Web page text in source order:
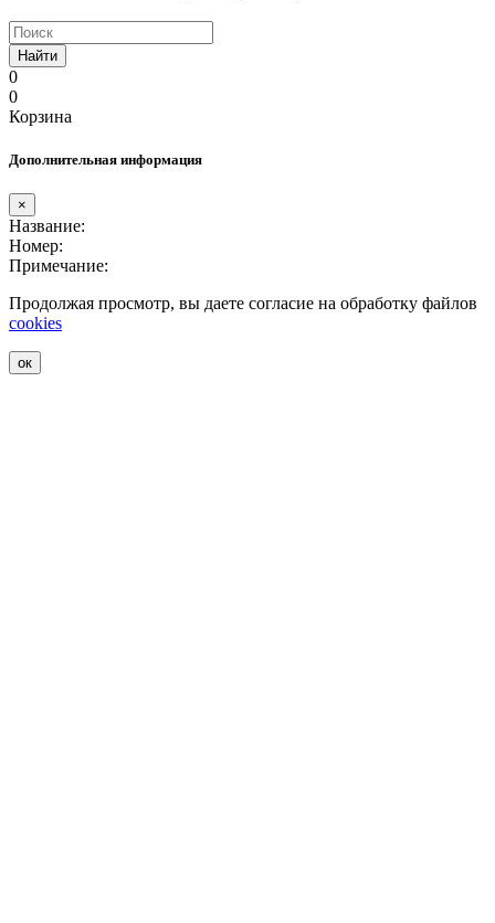
Найти
0
0
Корзина
Дополнительная информация
×
Название:
Номер:
Примечание:
Продолжая просмотр, вы даете согласие на обработку файлов
cookies
ок